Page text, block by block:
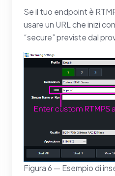
Se il tuo endpoint è
usare un URL che inizi con
“secure” previste dal
Figura 6 — Esempio di